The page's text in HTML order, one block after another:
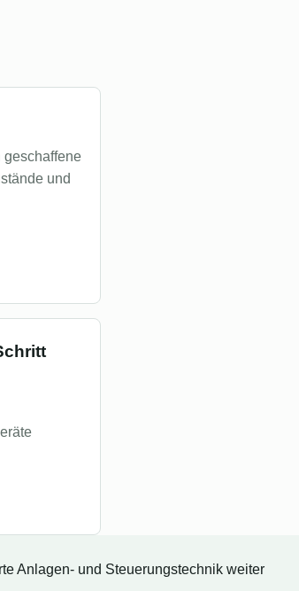
geschaffene
und
Anlagen- und Steuerungstechnik weiter